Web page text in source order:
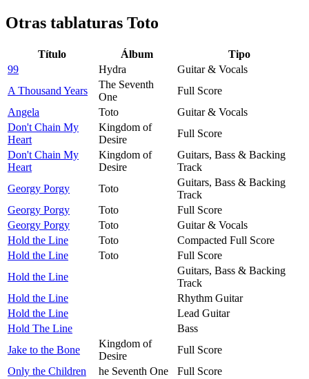
Otras tablaturas Toto
Título Álbum
Tipo
99
Hydra
Guitar & Vocals
A Thousand Years
The Seventh
One
Full Score
Angela
Toto
Guitar & Vocals
Don't Chain My
Heart
Kingdom of
Desire
Full Score
Don't Chain My
Heart
Kingdom of
Desire
Guitars, Bass & Backing
Track
Georgy Porgy
Toto
Guitars, Bass & Backing
Track
Georgy Porgy
Toto
Full Score
Georgy Porgy
Toto
Guitar & Vocals
Hold the Line
Toto
Compacted Full Score
Hold the Line
Toto
Full Score
Hold the Line
Guitars, Bass & Backing
Track
Hold the Line
Rhythm Guitar
Hold the Line
Lead Guitar
Hold The Line
Bass
Jake to the Bone
Kingdom of
Desire
Full Score
Only the Children
he Seventh One
Full Score